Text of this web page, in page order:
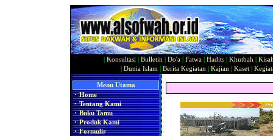
Konsultasi Bulletin Do'a Fatwa Hadits Khutbah
Dunia Islam Berita Kegiatan Kajian Kaset|
Menu Utama
· Home
· Tentang Kami
· Buku Tamu
· Produk Kami
· Formulir